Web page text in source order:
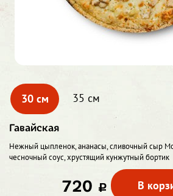
30 см 35 см
Гавайская
Нежный цыпленок, ананасы, сливочный сыр
чесночный соус, хрустящий кунжутный бортик
720 c В